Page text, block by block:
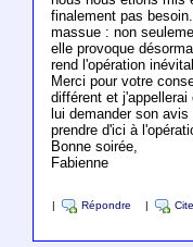
finalement pas
massue : non
elle provoque
rend l'opération
Merci pour votre
différent et
lui demander son
prendre d'ici à
Bonne soirée,
Fabienne
Répondre